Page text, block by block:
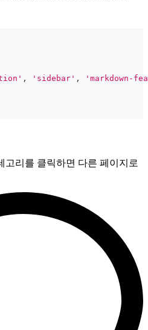
, 'sidebar' ,
'markdown-
고리를 클릭하면 다른 페이지로